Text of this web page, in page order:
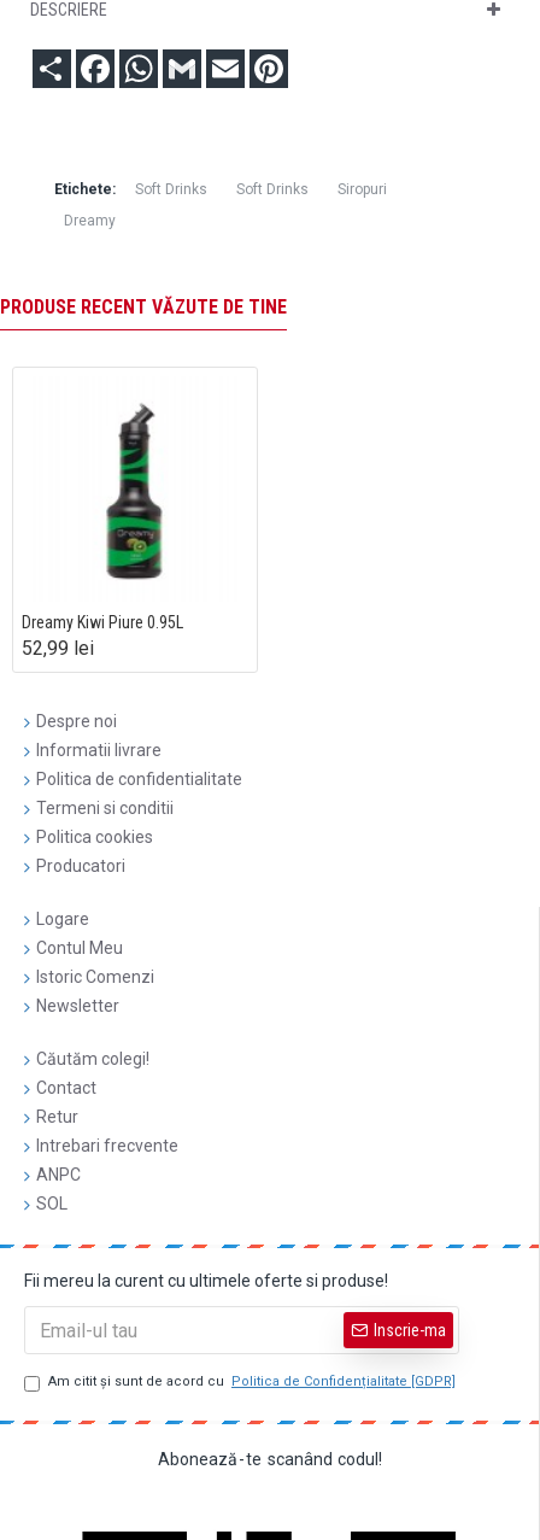
DESCRIERE
PartajareFacebookWhatsApp
Gmail Email
Etichete: Soft Drinks Soft Drinks
Siropuri
Dreamy
PRODUSE RECENT VĂZUTE DE TINE
Dreamy Kiwi Piure 0.95L
52,99 lei
Despre noi
Informatii livrare
Politica de confidentialitate
Termeni si conditii
Politica cookies
Producatori
Logare
Contul Meu
Istoric Comenzi
Newsletter
Căutăm colegi!
Contact
Retur
Intrebari frecvente
ANPC
SOL
Fii mereu la curent cu ultimele oferte si produse!
Inscrie-ma
Am citit şi sunt de acord cu Politica de Confidențialitate [GDPR]
Abonează-te scanând codul!